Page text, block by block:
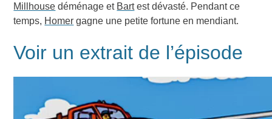
Millhouse déménage et Bartest dévasté. Pendant ce
temps, Homer gagne une petite fortune en mendiant.
Voir un extrait de l’épisode